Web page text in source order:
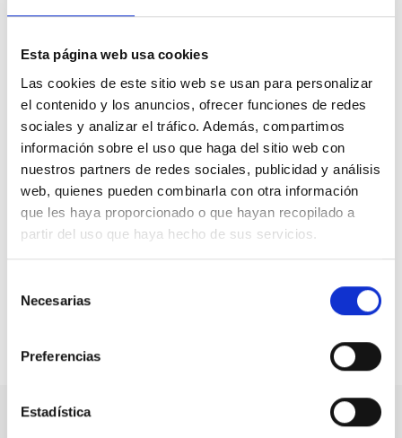
Esta página web usa cookies
Las cookies de este sitio web se usan para personalizar
el contenido y los anuncios, ofrecer funciones de redes
sociales y analizar el tráfico. Además, compartimos
información sobre el uso que haga del sitio web con
nuestros partners de redes sociales, publicidad y análisis
web, quienes pueden combinarla con otra información
que les haya proporcionado o que hayan recopilado a
partir del uso que haya hecho de sus servicios.
Necesarias
Preferencias
Estadística
la discapacidad, la dependencia y las personas mayores.
De forma paralela, el CEDDD sigue desarrollando
jornadas informativas para sensibilizar e informar sobre
las cuestiones que afectan a la calidad de vida de las
personas con discapacidad, en situación de
dependencia y las personas mayores, así como a la de
sus familias.
CEDDD es la asociación social más transversal, libre
Compartir en: